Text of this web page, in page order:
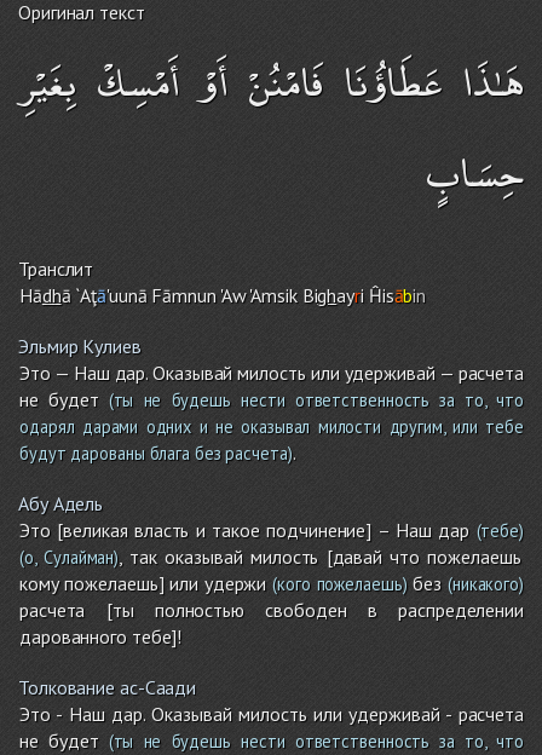
Оригинал текст
هَـٰذَا عَطَاؤُنَا فَامْنُنْ أَوْ أَمْسِكْ بِغَيْرِ
حِسَابٍ
Транслит
Hādhā `Aţā'uunā Fāmnun 'Aw 'Amsik Bighayri Ĥisābin
Эльмир Кулиев
Это — Наш дар. Оказывай милость или удерживай — расчета
не будет(ты не будешь нести ответственность за то, что
одарял дарами одних и не оказывал милости другим, или тебе
будут дарованы блага без расчета).
Абу Адель
Это [великая власть и такое подчинение] – Наш дар (тебе)
(о, Сулайман), так оказывай милость [давай что пожелаешь
кому пожелаешь] или удержи (кого пожелаешь)без (никакого)
расчета [ты полностью свободен в распределении
дарованного тебе]!
Толкование ас-Саади
Это - Наш дар. Оказывай милость или удерживай - расчета
не будет(ты не будешь нести ответственность за то, что